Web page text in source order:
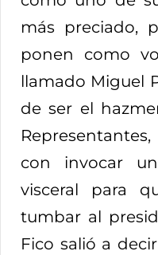
más preciado,
ponen como
llamado Miguel
de ser el
con invocar
visceral para
tumbar al
Fico salió a